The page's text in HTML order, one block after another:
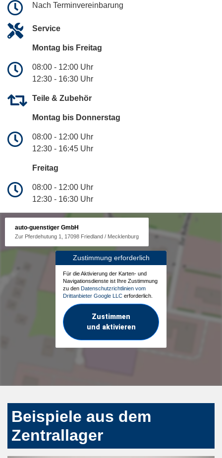
Nach Terminvereinbarung
Service
Montag bis Freitag
08:00 - 12:00 Uhr
12:30 - 16:30 Uhr
Teile & Zubehör
Montag bis Donnerstag
08:00 - 12:00 Uhr
12:30 - 16:45 Uhr
Freitag
08:00 - 12:00 Uhr
12:30 - 16:30 Uhr
auto-guenstiger GmbH
Zur Pferdehutung 1, 17098 Friedland / Mecklenburg
Zustimmung erforderlich
Für die Aktivierung der Karten- und
Navigationsdienste ist Ihre Zustimmung
zu den Datenschutzrichtlinien vom
Drittanbieter Google LLC erforderlich.
Zustimmen
und aktivieren
Beispiele aus dem
Zentrallager